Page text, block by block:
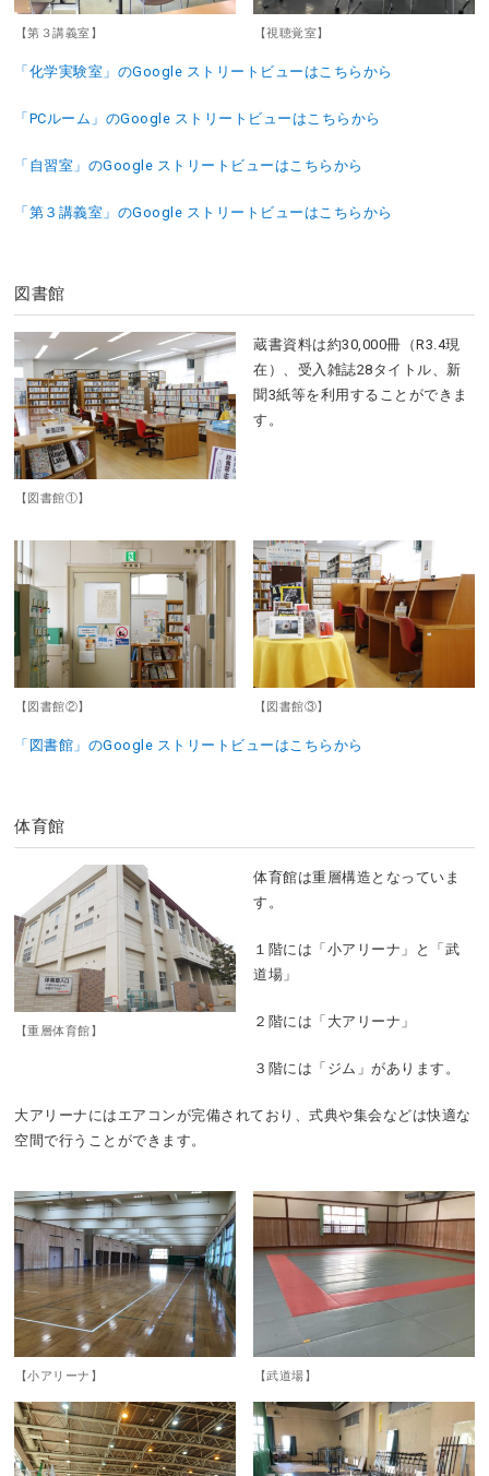
【第３講義室】 【視聴覚室】
「化学実験室」のGoogle ストリートビューはこちらから
「PCルーム」のGoogle ストリートビューはこちらから
「自習室」のGoogle ストリートビューはこちらから
「第３講義室」のGoogle ストリートビューはこちらから
図書館
【図書館①】
蔵書資料は約30,000冊（R3.4現
在）、受入雑誌28タイトル、新
聞3紙等を利用することができま
す。
【図書館②】 【図書館③】
「図書館」のGoogle ストリートビューはこちらから
体育館
【重層体育館】
体育館は重層構造となっていま
す。
１階には「小アリーナ」と「武
道場」
２階には「大アリーナ」
３階には「ジム」があります。
大アリーナにはエアコンが完備されており、式典や集会などは快適な
空間で行うことができます。
【小アリーナ】 【武道場】